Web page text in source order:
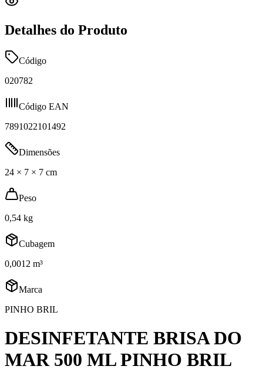
Detalhes do Produto
Código
020782
Código EAN
7891022101492
Dimensões
24 × 7 × 7 cm
Peso
0,54 kg
Cubagem
0,0012 m³
Marca
PINHO BRIL
DESINFETANTE BRISA DO
MAR 500 ML PINHO BRIL